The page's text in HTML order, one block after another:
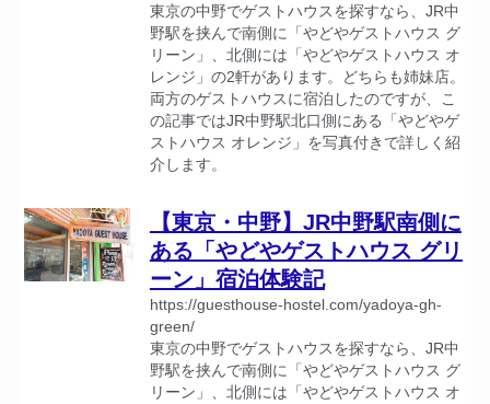
東京の中野でゲストハウスを探すなら、JR中
野駅を挟んで南側に「やどやゲストハウス グ
リーン」、北側には「やどやゲストハウス オ
レンジ」の2軒があります。どちらも姉妹店。
両方のゲストハウスに宿泊したのですが、こ
の記事ではJR中野駅北口側にある「やどやゲ
ストハウス オレンジ」を写真付きで詳しく紹
介します。
【東京・中野】JR中野駅南側に
ある「やどやゲストハウス グリ
ーン」宿泊体験記
https://guesthouse-hostel.com/yadoya-gh-
green/
東京の中野でゲストハウスを探すなら、JR中
野駅を挟んで南側に「やどやゲストハウス グ
リーン」、北側には「やどやゲストハウス オ